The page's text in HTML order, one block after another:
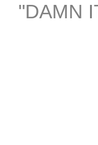
"DAMN